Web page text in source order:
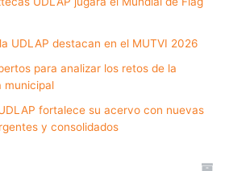
UDLAP destacan en el MUTVI 2026
para analizar los retos de la
municipal
fortalece su acervo con nuevas
y consolidados